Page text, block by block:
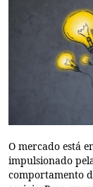
O mercado está
impulsionado
comportamento